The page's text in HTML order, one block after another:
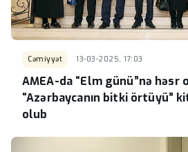
Cəmiyyət 13-03-2025, 17:03
AMEA-da “Elm günü”nə həsr
“Azərbaycanın bitki örtüyü”
olub